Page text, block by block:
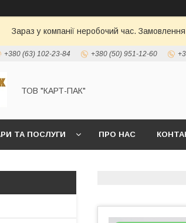
Зараз у компанії неробочий час.
+380 (63) 102-23-84 +380 (50) 951-12-60
ТОВ "КАРТ-ПАК"
ТА ПОСЛУГИ ПРО НАС